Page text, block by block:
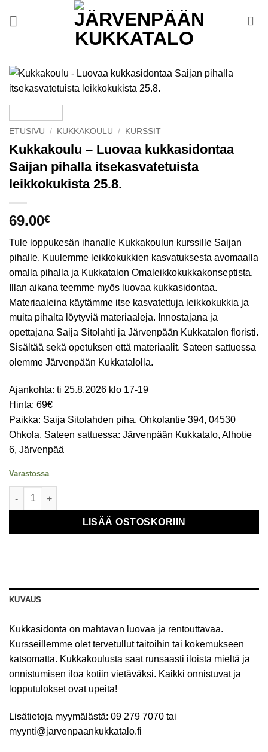
ETUSIVU / KUKKAKOULU / KURSSIT
Kukkakoulu – Luovaa kukkasidontaa
Saijan pihalla itsekasvatetuista
leikkokukista 25.8.
69.00€
Tule loppukesän ihanalle Kukkakoulun kurssille Saijan
pihalle. Kuulemme leikkokukkien kasvatuksesta avomaalla
omalla pihalla ja Kukkatalon Omaleikkokukkakonseptista.
Illan aikana teemme myös luovaa kukkasidontaa.
Materiaaleina käytämme itse kasvatettuja leikkokukkia ja
muita pihalta löytyviä materiaaleja. Innostajana ja
opettajana Saija Sitolahti ja Järvenpään Kukkatalon floristi.
Sisältää sekä opetuksen että materiaalit. Sateen sattuessa
olemme Järvenpään Kukkatalolla.
Ajankohta: ti 25.8.2026 klo 17-19
Hinta: 69€
Paikka: Saija Sitolahden piha, Ohkolantie 394, 04530
Ohkola. Sateen sattuessa: Järvenpään Kukkatalo, Alhotie
6, Järvenpää
Varastossa
Kukkakoulu - Luovaa kukkasidontaa Saijan pihalla
LISÄÄ OSTOSKORIIN
KUVAUS
Kukkasidonta on mahtavan luovaa ja rentouttavaa.
Kursseillemme olet tervetullut taitoihin tai kokemukseen
katsomatta. Kukkakoulusta saat runsaasti iloista mieltä ja
onnistumisen iloa kotiin vietäväksi. Kaikki onnistuvat ja
lopputulokset ovat upeita!
Lisätietoja myymälästä: 09 279 7070 tai
myynti@jarvenpaankukkatalo.fi